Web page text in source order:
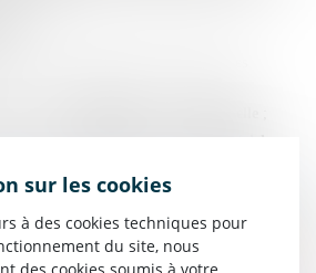
:
irrégulières, préservation des
la voie
publicmatérielcommeimmatériel
mise en cause : droit pénal
sur les cookies
à des cookies techniques pour
du site, nous
des cookies soumis à votre